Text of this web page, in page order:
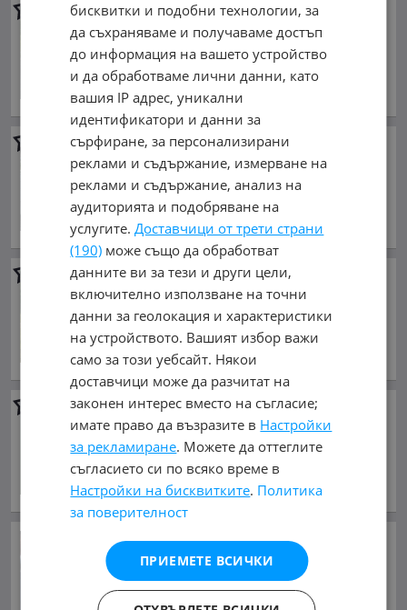
Mercedes-Benz E 320 3.2CDI
3 800 €
7 432.15 лв.
октомври 2004 г., Дизелов
обл. Смолян, с. Баните
Opel InsigniaSRI
2 800 €
5 476.32 лв.
април 2011 г., Дизелов
обл. Смолян, с. Баните
Suzuki Grand vitara1.6
5 550 €
10 854.86 лв.
ноември 2002 г., Бензинов
обл. Смолян, с. Баните
Toyota Corolla verso
3 300 €
6 454.24 лв.
юни 2007 г., Дизелов
обл. Смолян, с. Баните
Кой иска вечна война в
Близкия изток?
бисквитки и подобни технологии, за
да съхраняваме и получаваме достъп
до информация на вашето устройство
и да обработваме лични данни, като
вашия IP адрес, уникални
идентификатори и данни за
сърфиране, за персонализирани
реклами и съдържание, измерване на
реклами и съдържание, анализ на
аудиторията и подобряване на
услугите.Доставчици от трети страни
(190) може също да обработват
данните ви за тези и други цели,
включително използване на точни
данни за геолокация и характеристики
на устройството. Вашият избор важи
само за този уебсайт. Някои
доставчици може да разчитат на
законен интерес вместо на съгласие;
имате право да възразите в Настройки
за рекламиране. Можете да оттеглите
съгласието си по всяко време в
Настройки на бисквитките. Политика
за поверителност
ПРИЕМЕТЕ ВСИЧКИ